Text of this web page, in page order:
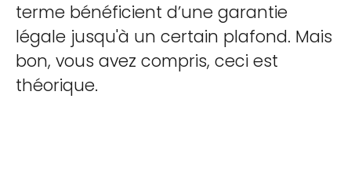
terme bénéficient d’une garantie
légale jusqu'à un certain plafond. Mais
bon, vous avez compris, ceci est
théorique.